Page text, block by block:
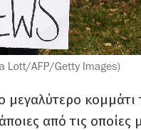
κομμάτι
από τις οποίες